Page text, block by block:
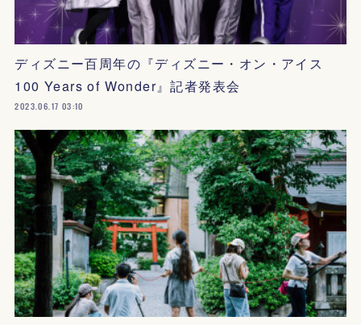
ディズニー百周年の『ディズニー・オン・アイス
100 Years of Wonder』記者発表会
2023.06.17 03:10